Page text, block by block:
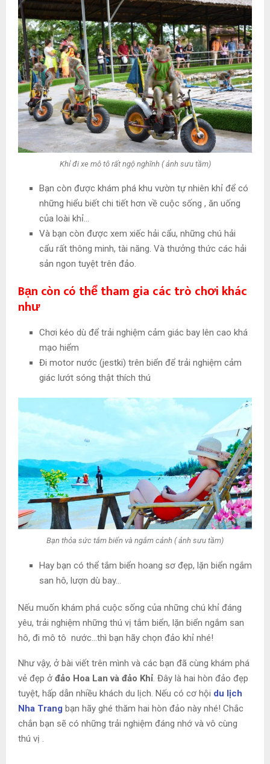
Khỉ đi xe mô tô rất ngộ nghĩnh ( ảnh sưu tầm)
Bạn còn được khám phá khu vườn tự nhiên khỉ để có
những hiểu biết chi tiết hơn về cuộc sống , ăn uống
của loài khỉ…
Và bạn còn được xem xiếc hải cẩu, những chú hải
cẩu rất thông minh, tài năng. Và thưởng thức các hải
sản ngon tuyệt trên đảo.
Bạn còn có thể tham gia các trò chơi khác
như
Chơi kéo dù để trải nghiệm cảm giác bay lên cao khá
mạo hiểm
Đi motor nước (jestki) trên biển để trải nghiệm cảm
giác lướt sóng thật thích thú
Bạn thỏa sức tắm biển và ngắm cảnh ( ảnh sưu tầm)
Hay bạn có thể tắm biển hoang sơ đẹp, lặn biển ngắm
san hô, lượn dù bay…
Nếu muốn khám phá cuộc sống của những chú khỉ đáng
yêu, trải nghiệm những thú vị tắm biển, lặn biển ngắm san
hô, đi mô tô nước…thì bạn hãy chọn đảo khỉ nhé!
Như vậy, ở bài viết trên mình và các bạn đã cùng khám phá
vẻ đẹp ở đảo Hoa Lan và đảo Khỉ. Đây là hai hòn đảo đẹp
tuyệt, hấp dẫn nhiều khách du lịch. Nếu có cơ hội du lịch
Nha Trang bạn hãy ghé thăm hai hòn đảo này nhé! Chắc
chắn bạn sẽ có những trải nghiệm đáng nhớ và vô cùng
thú vị .